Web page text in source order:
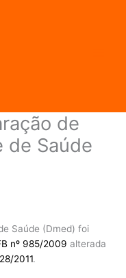
de
de Saúde
Saúde (Dmed) foi
nº 985/2009 alterada
2011.